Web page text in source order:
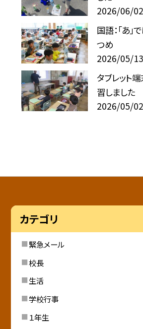
2026/06/02
国語：「あ
つめ
2026/05/13
タブレット
習しました
2026/05/02
カテゴリ
緊急メール
校長
生活
学校行事
１年生